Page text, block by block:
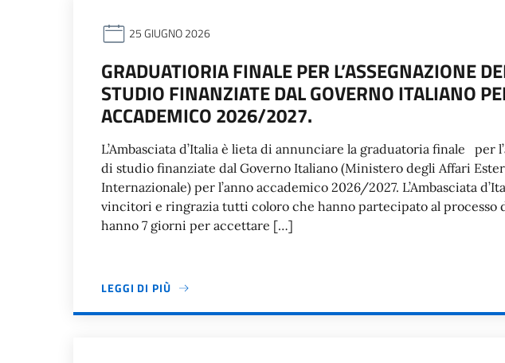
25 GIUGNO 2026
GRADUATIORIA FINALE PER L’ASSEGNAZIONE
STUDIO FINANZIATE DAL GOVERNO ITALIANO
ACCADEMICO 2026/2027.
L’Ambasciata d’Italia è lieta di annunciare la graduatoria finale per
di studio finanziate dal Governo Italiano (Ministero degli Affari
Internazionale) per l’anno accademico 2026/2027. L’Ambasciata
vincitori e ringrazia tutti coloro che hanno partecipato al processo
hanno 7 giorni per accettare […]
LEGGI DI PIÙ